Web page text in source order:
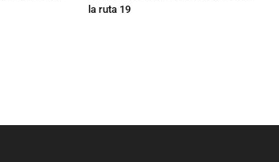
la ruta 19